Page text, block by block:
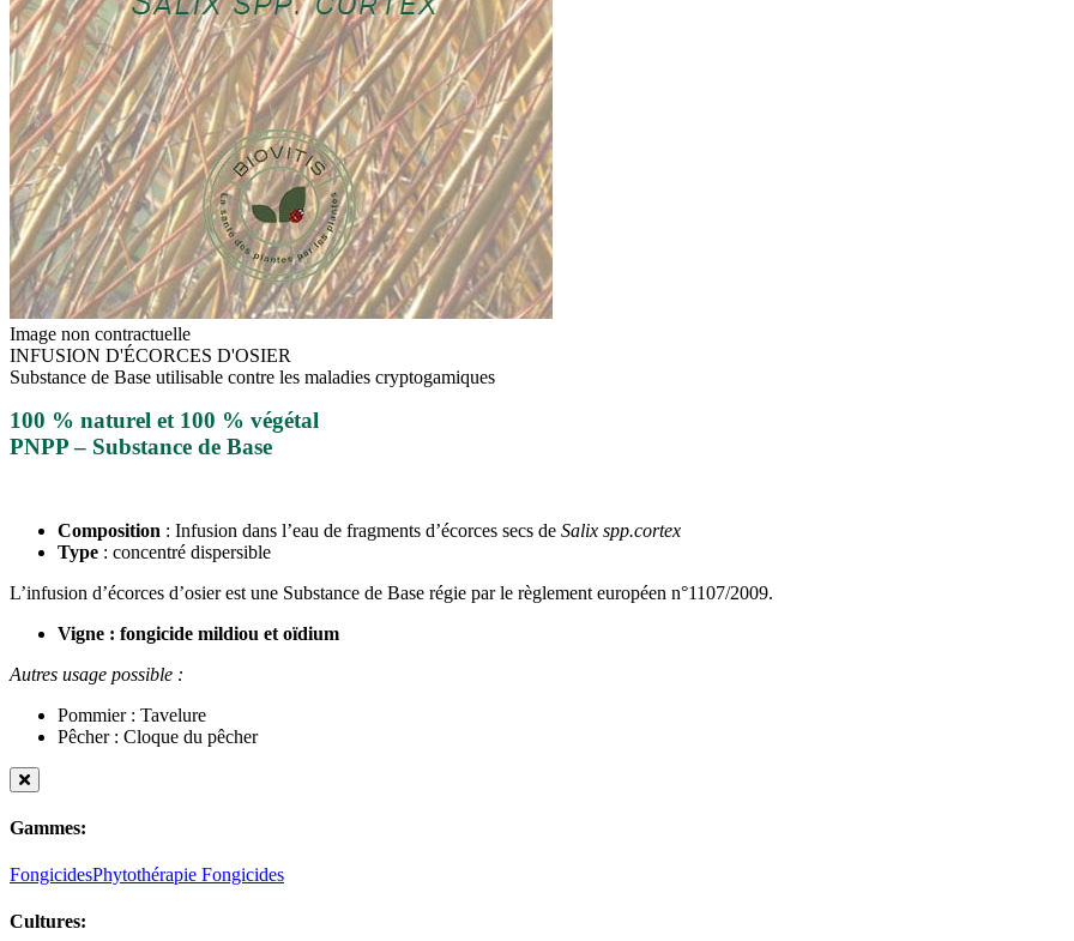
Image non contractuelle
INFUSION D'ÉCORCES D'OSIER
Substance de Base utilisable contre les maladies cryptogamiques
100 % naturel et 100 % végétal
PNPP – Substance de Base
Composition : Infusion dans l’eau de fragments d’écorces secs de Salix spp.cortex
Type : concentré dispersible
L’infusion d’écorces d’osier est une Substance de Base régie par le règlement européen n°1107/2009.
Vigne : fongicide mildiou et oïdium
Autres usage possible :
Pommier : Tavelure
Pêcher : Cloque du pêcher
Gammes:
FongicidesPhytothérapie Fongicides
Cultures: